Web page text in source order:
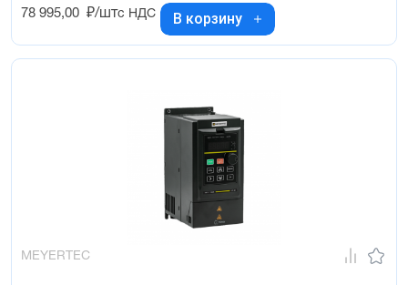
78 995,00 ₽/штс НДС В корзину
MEYERTEC